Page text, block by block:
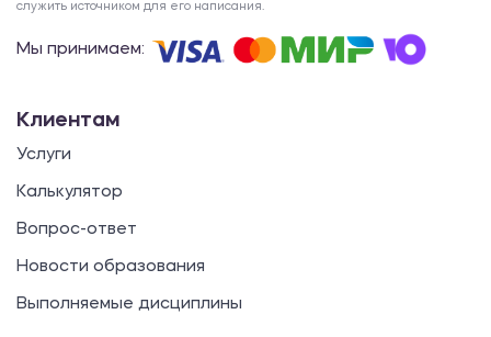
служить источником для его написания.
Мы принимаем:
Клиентам
Услуги
Калькулятор
Вопрос-ответ
Новости образования
Выполняемые дисциплины